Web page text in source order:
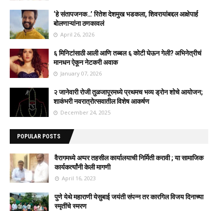
‘हे संतापजनक…’ रितेश देशमुख भडकला, शिवरायांबद्दल आक्षेपार्ह
बोलणाऱ्यांना ठणकावलं
April 26, 2026
६ मिनिटांसाठी आली आणि तब्बल ६ कोटी घेऊन गेली? अभिनेत्रीचं
मानधन ऐकून नेटकरी अवाक
January 07, 2026
२ जानेवारी रोजी तुळजापूरमध्ये प्रथमच भव्य ड्रोन शोचे आयोजन;
शाकंभरी नवरात्रोत्सवातील विशेष आकर्षण
December 24, 2025
POPULAR POSTS
वैरागमध्ये अप्पर तहसील कार्यालयाची निर्मिती करावी ; या सामाजिक
कार्यकर्त्यांनी केली मागणी
April 16, 2023
पुणे येथे महाराणी येसुबाई जयंती संपन्न तर कारगिल विजय दिनाच्या
स्मृतींचे स्मरण